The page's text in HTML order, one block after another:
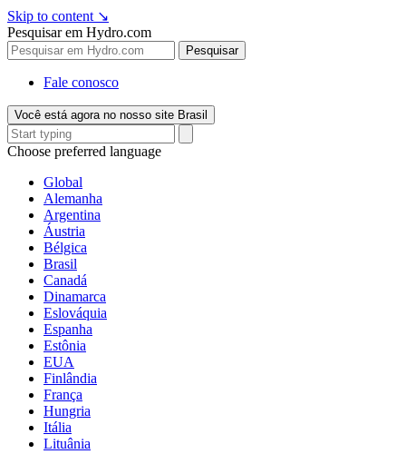
Skip to content ↘
Pesquisar em Hydro.com
Pesquisar
Fale conosco
Você está agora no nosso site Brasil
Choose preferred language
Global
Alemanha
Argentina
Áustria
Bélgica
Brasil
Canadá
Dinamarca
Eslováquia
Espanha
Estônia
EUA
Finlândia
França
Hungria
Itália
Lituânia